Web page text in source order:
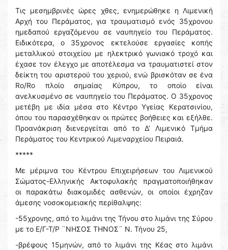
Τις μεσημβρινές ώρες χθες, ενημερώθηκε η Λιμενική
Αρχή του Περάματος, για τραυματισμό ενός 35χρονου
ημεδαπού εργαζόμενου σε ναυπηγείο του Περάματος.
Ειδικότερα, ο 35χρονος εκτελούσε εργασίες κοπής
μεταλλικού στοιχείου με ηλεκτρικό γωνιακό τροχό και
έχασε τον έλεγχο με αποτέλεσμα να τραυματιστεί στον
δείκτη του αριστερού του χεριού, ενώ βρισκόταν σε ένα
Ro/Ro πλοίο σημαίας Κύπρου, το οποίο είναι
ανελκυσμένο σε ναυπηγείο του Περάματος. Ο 35χρονος
μετέβη με ιδία μέσα στο Κέντρο Υγείας Κερατσινίου,
όπου του παρασχέθηκαν οι πρώτες βοήθειες και εξήλθε.
Προανάκριση διενεργείται από το Δ’ Λιμενικό Τμήμα
Περάματος του Κεντρικού Λιμεναρχείου Πειραιά.
*****
Με μέριμνα του Κέντρου Επιχειρήσεων του Λιμενικού
Σώματος-Ελληνικής Ακτοφυλακής πραγματοποιήθηκαν
οι παρακάτω διακομιδές ασθενών, οι οποίοι έχρηζαν
άμεσης νοσοκομειακής περίθαλψης:
-55χρονης, από το λιμάνι της Τήνου στο λιμάνι της Σύρου
με το Ε/Γ-Τ/Ρ ¨ΝΗΣΟΣ ΤΗΝΟΣ¨ Ν. Τήνου 25,
-βρέφους 15μηνών, από το λιμάνι της Κέας στο λιμάνι